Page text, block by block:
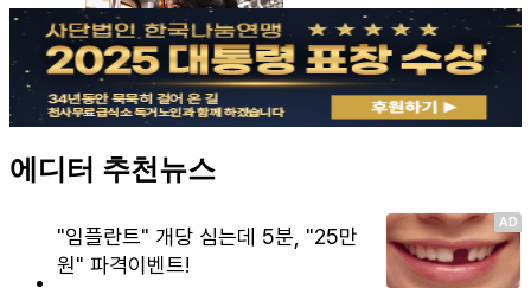
에디터 추천뉴스